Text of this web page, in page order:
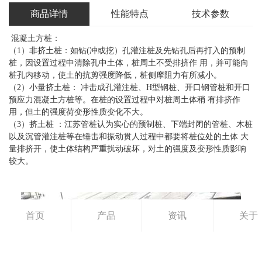
商品详情 性能特点 技术参数
混凝土方桩：
（1）非挤土桩：如钻(冲或挖）孔灌注桩及先钻孔后再打入的预制
桩，因设置过程中清除孔中土体，桩周土不受排挤作 用，并可能向
桩孔内移动，使土的抗剪强度降低，桩侧摩阻力有所减小。
（2）小量挤土桩： 冲击成孔灌注桩、H型钢桩、开口钢管桩和开口
预应力混凝土方桩等。在桩的设置过程中对桩周土体稍 有排挤作
用，但土的强度荷变形性质变化不大。
（3）挤土桩 ：江苏管桩认为实心的预制桩、下端封闭的管桩、木桩
以及沉管灌注桩等在锤击和振动贯人过程中都要将桩位处的土体 大
量排挤开，使土体结构严重扰动破坏，对土的强度及变形性质影响
较大。
首页 产品 资讯 关于